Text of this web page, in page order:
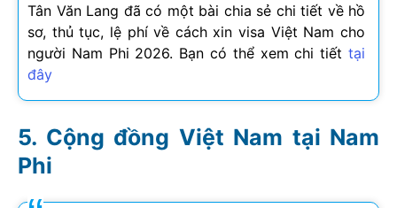
Tân Văn Lang đã có một bài chia sẻ chi tiết về hồ
sơ, thủ tục, lệ phí về cách xin visa Việt Nam cho
người Nam Phi 2026. Bạn có thể xem chi tiếttại
đây
Cộng đồng Việt Nam tại Nam
Phi